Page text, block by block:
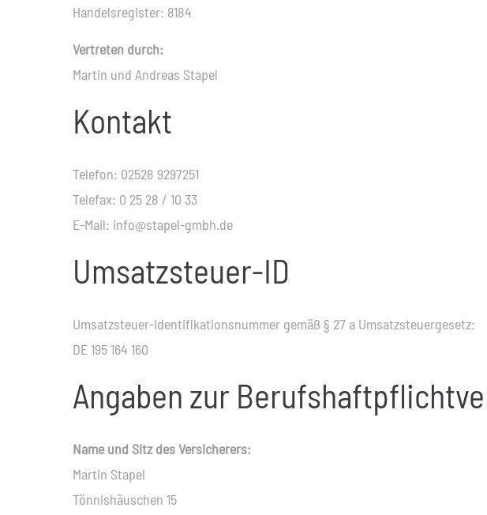
Handelsregister: 8184
Vertreten durch:
Martin und Andreas Stapel
Kontakt
Telefon: 02528 9297251
Telefax: 0 25 28 / 10 33
E-Mail: info@stapel-gmbh.de
Umsatzsteuer-ID
Umsatzsteuer-Identifikationsnummer gemäß § 27 a Umsatzsteuergesetz:
DE 195 164 160
Angaben zur
Name und Sitz des Versicherers:
Martin Stapel
Tönnishäuschen 15